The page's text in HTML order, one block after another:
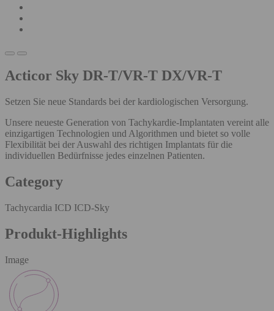
Acticor Sky DR-T/VR-T DX/VR-T
Setzen Sie neue Standards bei der kardiologischen Versorgung.
Unsere neueste Generation von Tachykardie-Implantaten vereint alle
einzigartigen Technologien und Algorithmen und bietet so volle
Flexibilität bei der Auswahl des richtigen Implantats für die
individuellen Bedürfnisse jedes einzelnen Patienten.
Category
Tachycardia ICD ICD-Sky
Produkt-Highlights
Image